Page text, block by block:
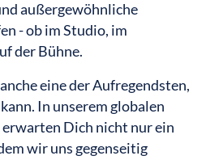
außergewöhnliche
- ob im Studio, im
der Bühne.
eine der Aufregendsten,
In unserem globalen
Dich nicht nur ein
wir uns gegenseitig